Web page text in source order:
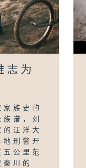
志为
族史的
谱，刘
汪洋大
刑警开
公里范
秦川的...